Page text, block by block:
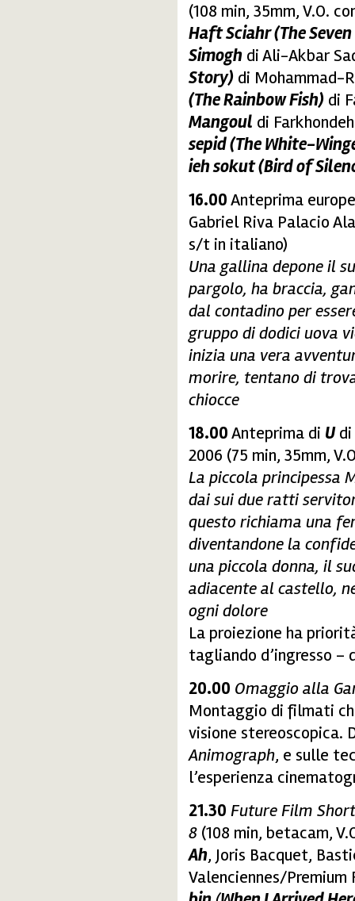
(108 min, 35mm, V.O.
Haft Sciahr (The
Simogh di Ali-Akbar
Story) di Mohammad-
(The Rainbow Fish) di
Mangoul di
sepid (The White-
ieh sokut (Bird of
16.00Anteprima
Gabriel Riva Palacio
s/t in italiano)
Una gallina depone il
pargolo, ha braccia,
dal contadino per
gruppo di dodici uova
inizia una vera
morire, tentano di
chiocce
18.00Anteprima di Udi
2006 (75 min, 35mm,
La piccola principessa
dai sui due ratti
questo richiama una
diventandone la
una piccola donna, il
adiacente al castello,
ogni dolore
La proiezione ha
tagliando d’ingresso –
20.00 Omaggio alla
Montaggio di filmati
visione stereoscopica.
Animograph, e sulle
l’esperienza
21.30 Future Film
8 (108 min, betacam,
Ah, Joris Bacquet,
Valenciennes/Premium